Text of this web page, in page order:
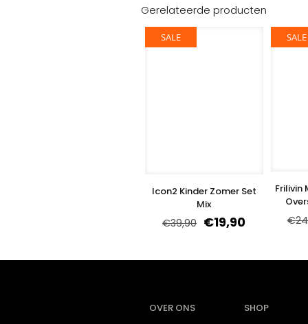
Gerelateerde producten
SALE
Icon2 Kinder Zomer Set
Mix
€39,90 €19,90
SALE
Frilivin
€
OVER ONS
SHOP